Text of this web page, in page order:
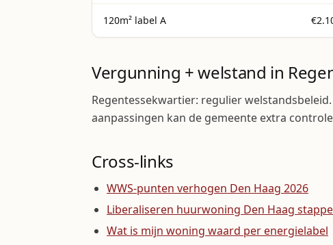
120m² label A
Vergunning + welstand in
Regentessekwartier: regulier
aanpassingen kan de gemeente extra
Cross-links
WWS-punten verhogen Den Haag 2026
Liberaliseren huurwoning Den Haag
Wat is mijn woning waard per energielabel